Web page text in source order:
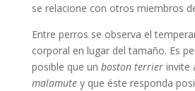
se relacione con otros miembros
Entre perros se observa el
corporal en lugar del tamaño. Es
posible que un boston terrierinvite
malamutey que éste responda